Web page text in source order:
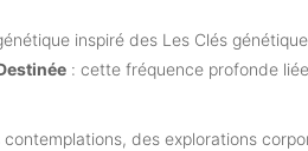
inspiré des Les Clés
: cette fréquence profonde
des explorations